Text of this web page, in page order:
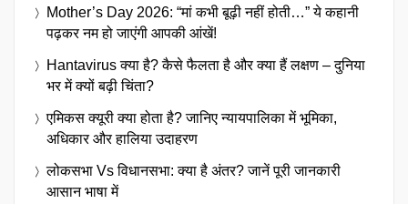
Mother’s Day 2026: “मां कभी बूढ़ी नहीं होती…” ये कहानी
पढ़कर नम हो जाएंगी आपकी आंखें!
Hantavirus क्या है? कैसे फैलता है और क्या हैं लक्षण – दुनिया
भर में क्यों बढ़ी चिंता?
एमिकस क्यूरी क्या होता है? जानिए न्यायपालिका में भूमिका,
अधिकार और हालिया उदाहरण
लोकसभा Vs विधानसभा: क्या है अंतर? जानें पूरी जानकारी
आसान भाषा में